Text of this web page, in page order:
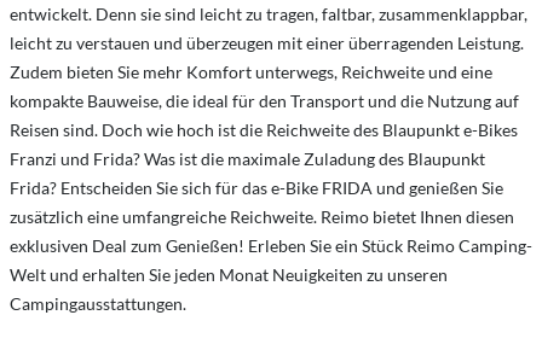
entwickelt. Denn sie sind leicht zu tragen, faltbar, zusammenklappbar,
leicht zu verstauen und überzeugen mit einer überragenden Leistung.
Zudem bieten Sie mehr Komfort unterwegs, Reichweite und eine
kompakte Bauweise, die ideal für den Transport und die Nutzung auf
Reisen sind. Doch wie hoch ist die Reichweite des Blaupunkt e-Bikes
Franzi und Frida? Was ist die maximale Zuladung des Blaupunkt
Frida? Entscheiden Sie sich für das e-Bike FRIDA und genießen Sie
zusätzlich eine umfangreiche Reichweite. Reimo bietet Ihnen diesen
exklusiven Deal zum Genießen! Erleben Sie ein Stück Reimo Camping-
Welt und erhalten Sie jeden Monat Neuigkeiten zu unseren
Campingausstattungen.